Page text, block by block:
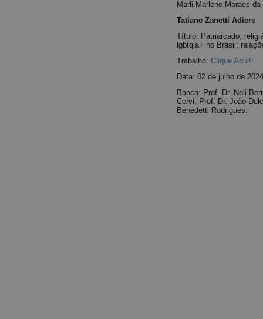
Marli Marlene Moraes
Tatiane Zanetti Adiers
Título: Patriarcado,
lgbtqia+ no Brasil:
Trabalho: Clique Aqui!!
Data: 02 de julho de 2024
Banca: Prof. Dr. Noli
Cervi, Prof. Dr. João
Benedetti Rodrigues.